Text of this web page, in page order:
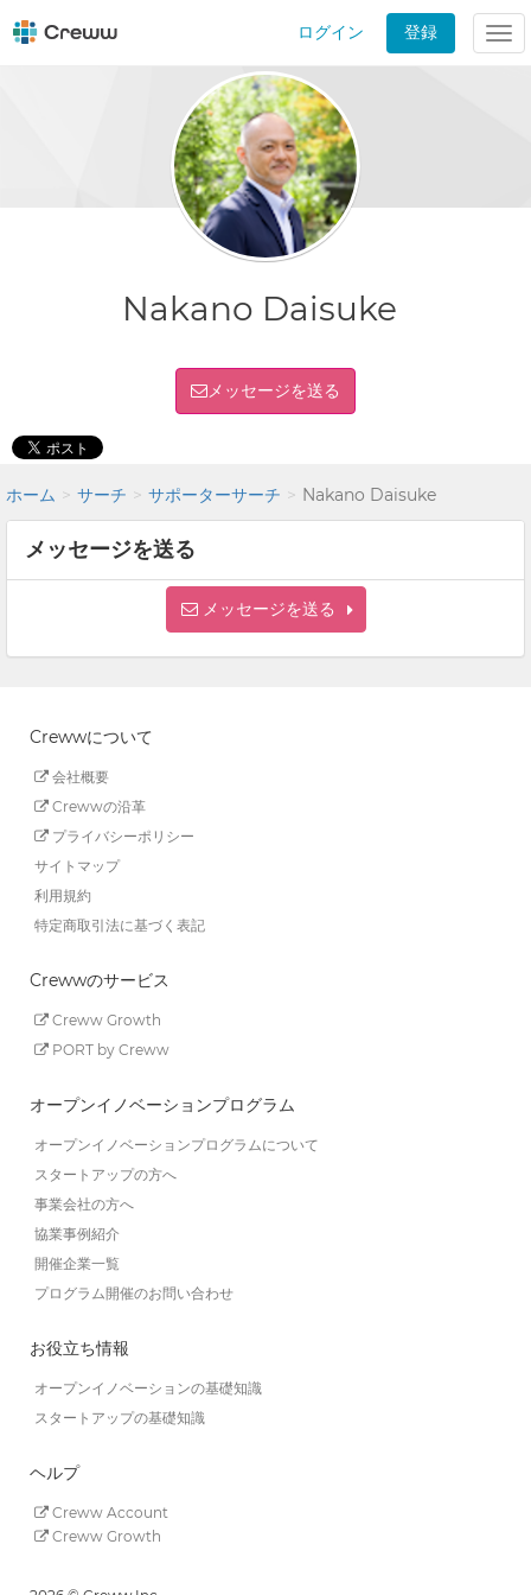
ログイン 登録
Nakano Daisuke
メッセージを送る
ホーム サーチ サポーターサーチ Nakano Daisuke
メッセージを送る
メッセージを送る
Crewwについて
会社概要
Crewwの沿革
プライバシーポリシー
サイトマップ
利用規約
特定商取引法に基づく表記
Crewwのサービス
Creww Growth
PORT by Creww
オープンイノベーションプログラム
オープンイノベーションプログラムについて
スタートアップの方へ
事業会社の方へ
協業事例紹介
開催企業一覧
プログラム開催のお問い合わせ
お役立ち情報
オープンイノベーションの基礎知識
スタートアップの基礎知識
ヘルプ
Creww Account
Creww Growth